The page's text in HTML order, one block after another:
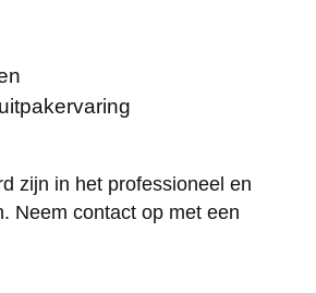
zijn in het professioneel en
Neem contact op met een